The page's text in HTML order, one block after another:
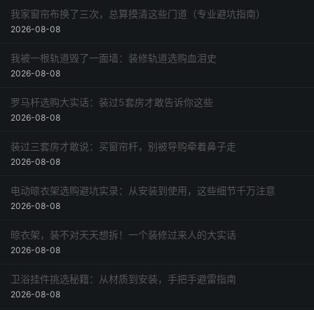
我家窗帘布换了三次，总算摸清这些门道（专业避坑指南）
2026-08-08
我被一根轨道毁了一面墙：装修轨道选购血泪史
2026-08-08
罗马杆选购大实话：装过5套房才敢告诉你这些
2026-08-08
装过三套房才敢说：买窗帘杆，别被导购牵着鼻子走
2026-08-08
电动晾衣架选购避坑实录：从安装到使用，这些细节千万注意
2026-08-08
晾衣架，装不对天天想拆！一个装修过来人的大实话
2026-08-08
卫浴挂件挑选秘籍：从材质到安装，手把手避雷指南
2026-08-08